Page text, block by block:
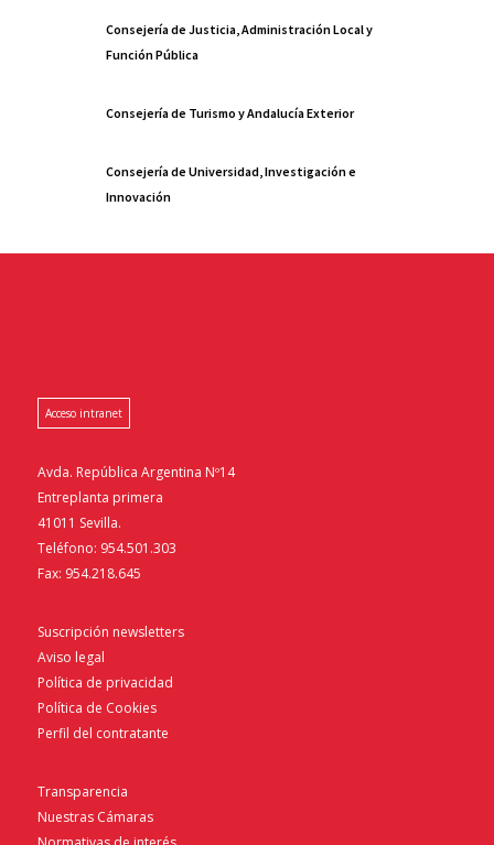
Consejería de Justicia, Administración Local y
Función Pública
Consejería de Turismo y Andalucía Exterior
Consejería de Universidad, Investigación e
Innovación
Acceso intranet
Avda. República Argentina Nº14
Entreplanta primera
41011 Sevilla.
Teléfono: 954.501.303
Fax: 954.218.645
Suscripción newsletters
Aviso legal
Política de privacidad
Política de Cookies
Perfil del contratante
Transparencia
Nuestras Cámaras